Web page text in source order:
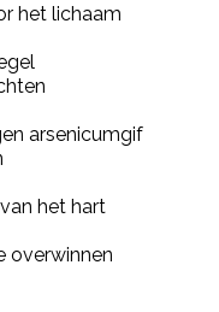
het lichaam
arsenicumgif
het hart
overwinnen